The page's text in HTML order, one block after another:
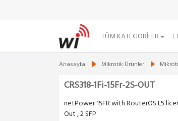
TÜM KATEGORILER
Anasayfa Mikrotik Ürünleri
CRS318-1Fi-15Fr-2S-OUT
netPower 15FR with RouterOS L5
Out , 2 SFP